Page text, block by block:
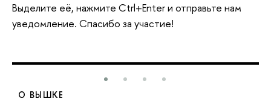
Выделите её, нажмите Ctrl+Enter и отправьте нам
уведомление. Спасибо за участие!
О ВЫШКЕ